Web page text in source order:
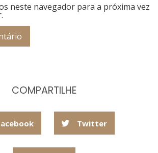
neste navegador para a próxima vez
COMPARTILHE
Twitter